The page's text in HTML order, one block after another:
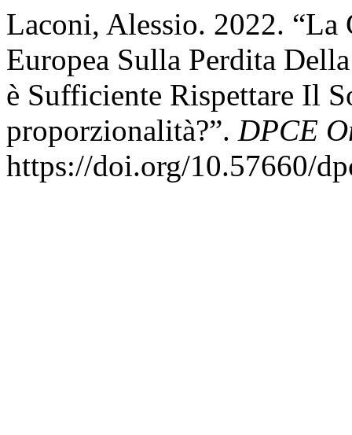
Laconi, Alessio. 2022.
Europea Sulla Perdita
è Sufficiente Rispettare Il
proporzionalità?”. DPCE
https://doi.org/10.57660/